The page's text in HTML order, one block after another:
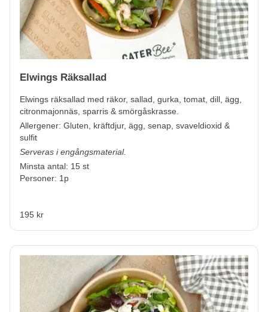
Elwings Räksallad
Elwings räksallad med räkor, sallad, gurka, tomat, dill, ägg,
citronmajonnäs, sparris & smörgåskrasse.
Allergener: Gluten, kräftdjur, ägg, senap, svaveldioxid &
sulfit
Serveras i engångsmaterial.
Minsta antal: 15 st
Personer: 1p
195 kr